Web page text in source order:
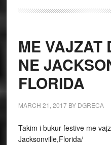
ME VAJZAT
NE
FLORIDA
MARCH 21, 2017BY DGRECA
Takim i bukur festive me
Jacksonville,Florida/